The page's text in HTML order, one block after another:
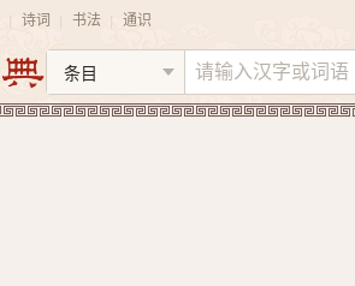
诗词 书法 通识